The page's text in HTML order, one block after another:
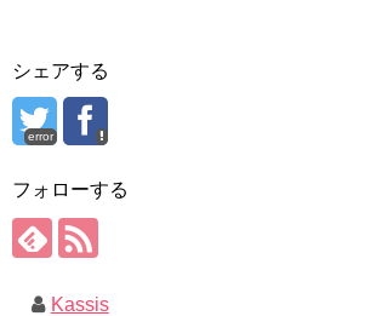
シェアする
error
フォローする
Kassis